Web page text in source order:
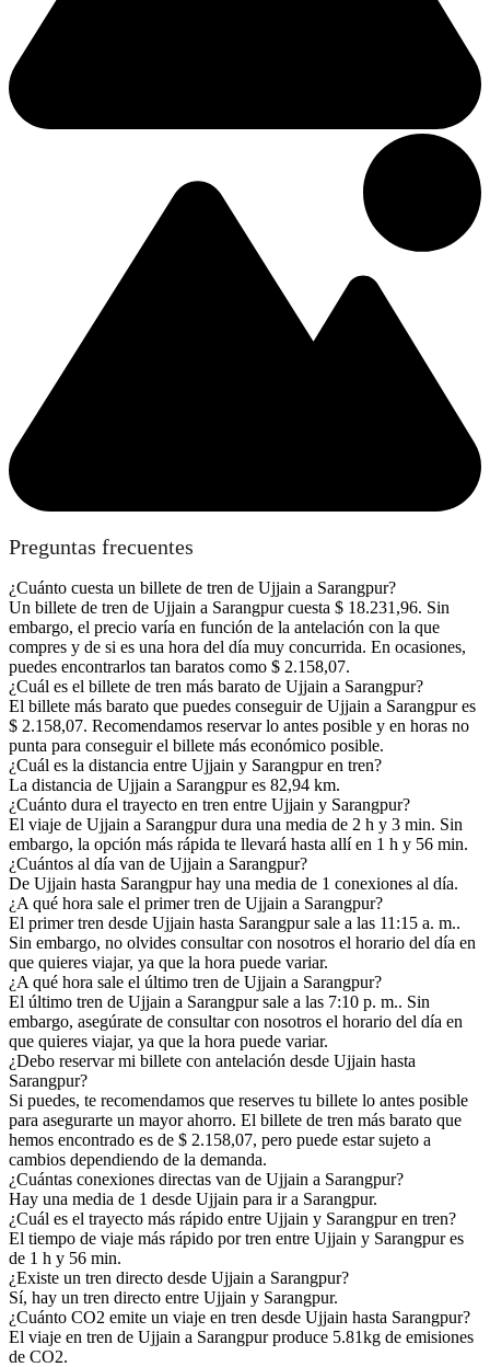
Preguntas frecuentes
¿Cuánto cuesta un billete de tren de Ujjain a Sarangpur?
Un billete de tren de Ujjain a Sarangpur cuesta $ 18.231,96. Sin
embargo, el precio varía en función de la antelación con la que
compres y de si es una hora del día muy concurrida. En ocasiones,
puedes encontrarlos tan baratos como $ 2.158,07.
¿Cuál es el billete de tren más barato de Ujjain a Sarangpur?
El billete más barato que puedes conseguir de Ujjain a Sarangpur es
$ 2.158,07. Recomendamos reservar lo antes posible y en horas no
punta para conseguir el billete más económico posible.
¿Cuál es la distancia entre Ujjain y Sarangpur en tren?
La distancia de Ujjain a Sarangpur es 82,94 km.
¿Cuánto dura el trayecto en tren entre Ujjain y Sarangpur?
El viaje de Ujjain a Sarangpur dura una media de 2 h y 3 min. Sin
embargo, la opción más rápida te llevará hasta allí en 1 h y 56 min.
¿Cuántos al día van de Ujjain a Sarangpur?
De Ujjain hasta Sarangpur hay una media de 1 conexiones al día.
¿A qué hora sale el primer tren de Ujjain a Sarangpur?
El primer tren desde Ujjain hasta Sarangpur sale a las 11:15 a. m..
Sin embargo, no olvides consultar con nosotros el horario del día en
que quieres viajar, ya que la hora puede variar.
¿A qué hora sale el último tren de Ujjain a Sarangpur?
El último tren de Ujjain a Sarangpur sale a las 7:10 p. m.. Sin
embargo, asegúrate de consultar con nosotros el horario del día en
que quieres viajar, ya que la hora puede variar.
¿Debo reservar mi billete con antelación desde Ujjain hasta
Sarangpur?
Si puedes, te recomendamos que reserves tu billete lo antes posible
para asegurarte un mayor ahorro. El billete de tren más barato que
hemos encontrado es de $ 2.158,07, pero puede estar sujeto a
cambios dependiendo de la demanda.
¿Cuántas conexiones directas van de Ujjain a Sarangpur?
Hay una media de 1 desde Ujjain para ir a Sarangpur.
¿Cuál es el trayecto más rápido entre Ujjain y Sarangpur en tren?
El tiempo de viaje más rápido por tren entre Ujjain y Sarangpur es
de 1 h y 56 min.
¿Existe un tren directo desde Ujjain a Sarangpur?
Sí, hay un tren directo entre Ujjain y Sarangpur.
¿Cuánto CO2 emite un viaje en tren desde Ujjain hasta Sarangpur?
El viaje en tren de Ujjain a Sarangpur produce 5.81kg de emisiones
de CO2.